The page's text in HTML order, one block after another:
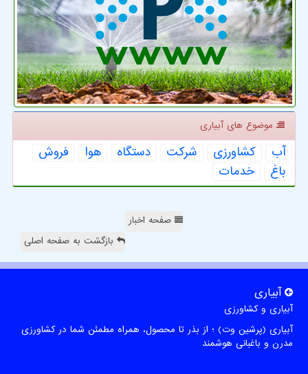
موضوع های آبیاری
آب كشاورزی شركت دستگاه هوا
فروش
باغ
خدمات
صفحه اخبار
بازگشت به صفحه اصلی
آبیاری
آبیاری و کشاورزی
آبیاری (پرشین وت) ؛ از بذر تا محصول، همراه مطمئن شما در کشاورزی
مدرن و باغبانی هوشمند